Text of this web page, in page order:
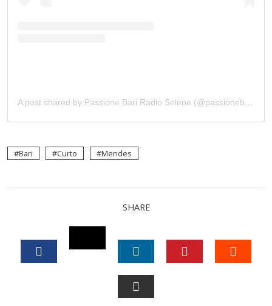
A post shared by Passione Bari Radio Selene (@passionebariradioselene)
Bari Curto Mendes
SHARE
TWITTER
LINKEDIN